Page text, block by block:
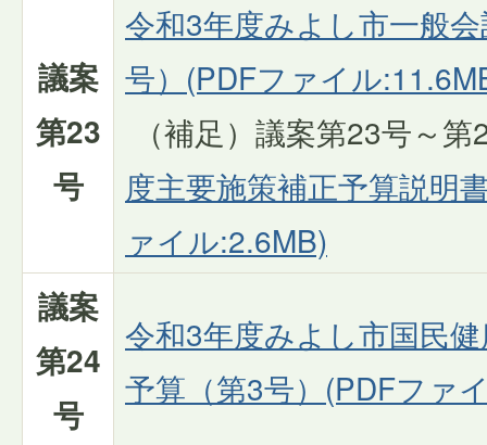
議案
第23
号
令和3年度みよし市一般
号）(PDFファイル
（補足）議案第23号～
度主要施策補正予算説明
ァイル:2.6MB)
議案
第24
号
令和3年度みよし市国民
予算（第3号）(PDFファ